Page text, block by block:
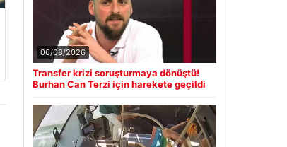
06/08/2026
Transfer krizi soruşturmaya dönüştü!
Burhan Can Terzi için harekete geçildi